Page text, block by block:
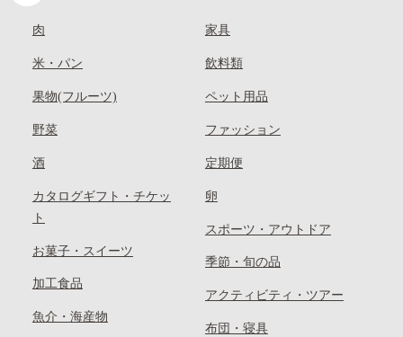
肉
米・パン
果物(フルーツ)
野菜
酒
カタログギフト・チケッ
ト
お菓子・スイーツ
加工食品
魚介・海産物
家具
飲料類
ペット用品
ファッション
定期便
卵
スポーツ・アウトドア
季節・旬の品
アクティビティ・ツアー
布団・寝具